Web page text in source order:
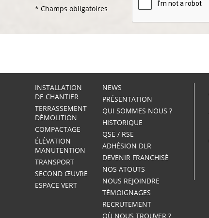
* Champs obligatoires
INSTALLATION
DE CHANTIER
TERRASSEMENT
DÉMOLITION
COMPACTAGE
ÉLÉVATION
MANUTENTION
TRANSPORT
SECOND ŒUVRE
ESPACE VERT
NEWS
PRÉSENTATION
QUI SOMMES NOUS ?
HISTORIQUE
QSE / RSE
ADHÉSION DLR
DEVENIR FRANCHISÉ
NOS ATOUTS
NOUS REJOINDRE
TÉMOIGNAGES
RECRUTEMENT
OÙ NOUS TROUVER ?